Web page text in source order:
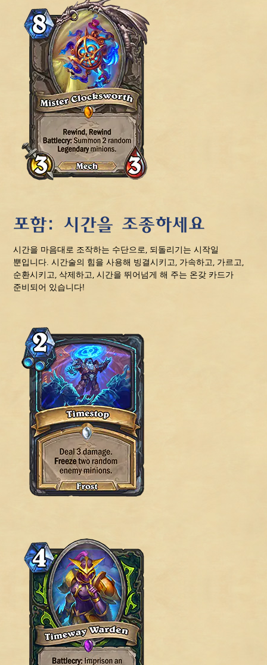
포함: 시간을 조종하세요
시간을 마음대로 조작하는 수단으로, 되돌리기는 시작일
뿐입니다. 시간술의 힘을 사용해 빙결시키고, 가속하고, 가르고,
순환시키고, 삭제하고, 시간을 뛰어넘게 해 주는 온갖 카드가
준비되어 있습니다!